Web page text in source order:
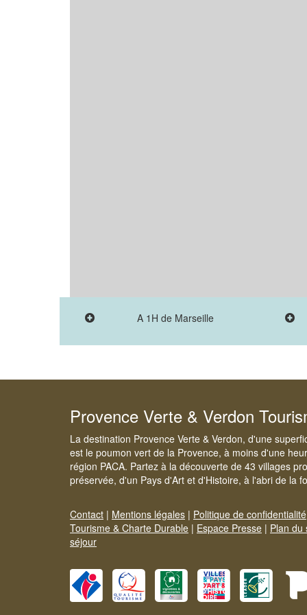
A 1H de Marseille
Provence Verte & Verdon
La destination Provence Verte & Verdon, d'une
est le poumon vert de la Provence, à moins d'une
région PACA. Partez à la découverte de 43 villages
préservée, d'un Pays d'Art et d'Histoire, à l'abri de la
Contact | Mentions légales | Politique de confidentialité
Tourisme & Charte Durable | Espace Presse | Plan du
séjour